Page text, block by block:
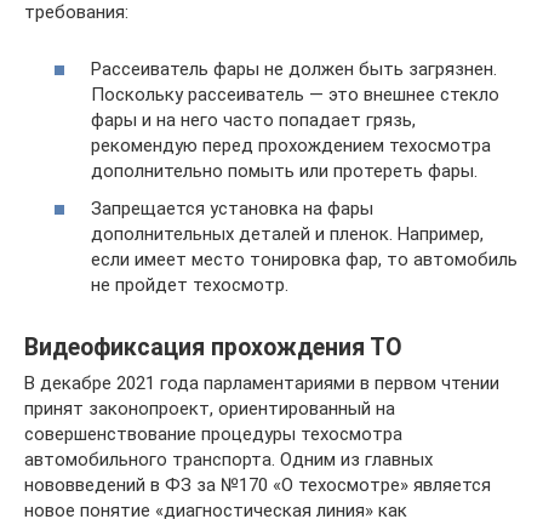
требования:
Рассеиватель фары не должен быть загрязнен.
Поскольку рассеиватель — это внешнее стекло
фары и на него часто попадает грязь,
рекомендую перед прохождением техосмотра
дополнительно помыть или протереть фары.
Запрещается установка на фары
дополнительных деталей и пленок. Например,
если имеет место тонировка фар, то автомобиль
не пройдет техосмотр.
Видеофиксация прохождения ТО
В декабре 2021 года парламентариями в первом чтении
принят законопроект, ориентированный на
совершенствование процедуры техосмотра
автомобильного транспорта. Одним из главных
нововведений в ФЗ за №170 «О техосмотре» является
новое понятие «диагностическая линия» как